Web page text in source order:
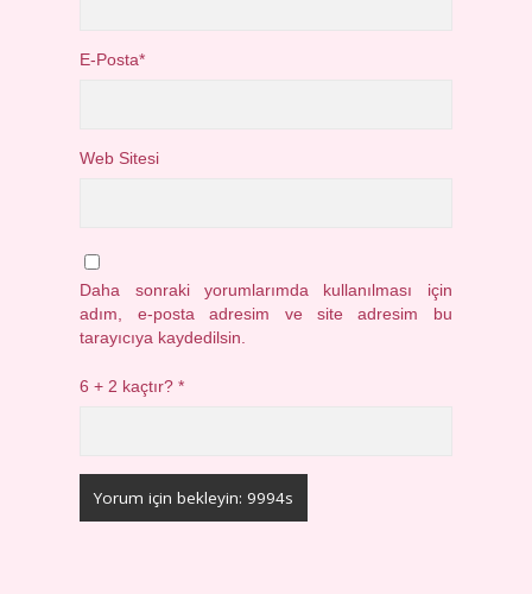
E-Posta*
Web Sitesi
Daha sonraki yorumlarımda kullanılması için
adım, e-posta adresim ve site adresim bu
tarayıcıya kaydedilsin.
6 + 2 kaçtır?*